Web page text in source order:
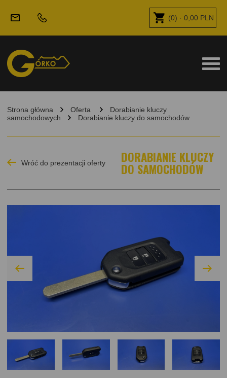
(0) · 0,00 PLN
Strona główna Oferta
Dorabianie kluczy
samochodowych
Dorabianie kluczy do samochodów
Wróć do prezentacji oferty DORABIANIE KLUCZY
DO SAMOCHODÓW